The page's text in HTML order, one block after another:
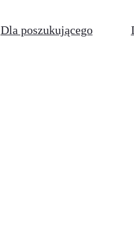
Dla poszukującego